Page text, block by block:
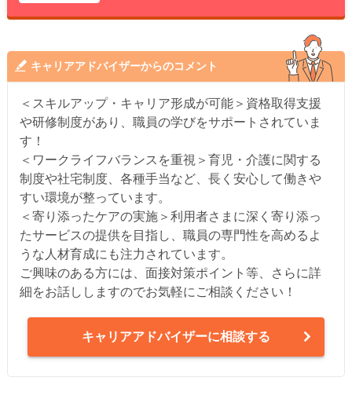
キャリアアドバイザーからのコメント
＜スキルアップ・キャリア形成が可能＞資格取得支援
や研修制度があり、職員の学びをサポートされていま
す！
＜ワークライフバランスを重視＞育児・介護に関する
制度や社宅制度、各種手当など、長く安心して働きや
すい環境が整っています。
＜寄り添ったケアの実施＞利用者さまに深く寄り添っ
たサービスの提供を目指し、職員の専門性を高めるよ
うな人材育成にも注力されています。
ご興味のある方には、面接対策ポイント等、さらに詳
細をお話ししますのでお気軽にご相談ください！
キャリアアドバイザーに相談する